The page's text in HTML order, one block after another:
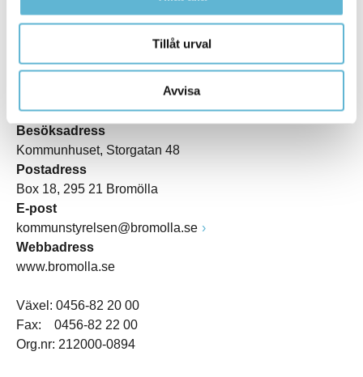
Tillåt urval
Avvisa
Besöksadress
Kommunhuset, Storgatan 48
Postadress
Box 18, 295 21 Bromölla
E-post
kommunstyrelsen@bromolla.se
Webbadress
www.bromolla.se
Växel: 0456-82 20 00
Fax: 0456-82 22 00
Org.nr: 212000-0894